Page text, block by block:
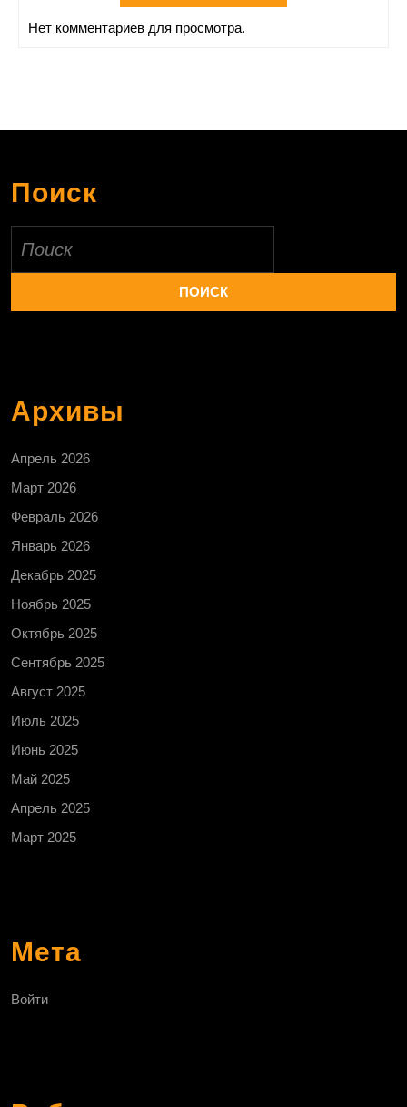
Нет комментариев для просмотра.
Поиск
Архивы
Апрель 2026
Март 2026
Февраль 2026
Январь 2026
Декабрь 2025
Ноябрь 2025
Октябрь 2025
Сентябрь 2025
Август 2025
Июль 2025
Июнь 2025
Май 2025
Апрель 2025
Март 2025
Мета
Войти